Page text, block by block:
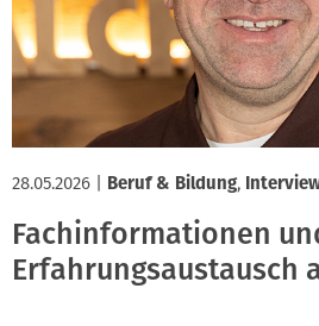
28.05.2026 Beruf & Bildung,
Fachinformationen
Erfahrungsaustausch